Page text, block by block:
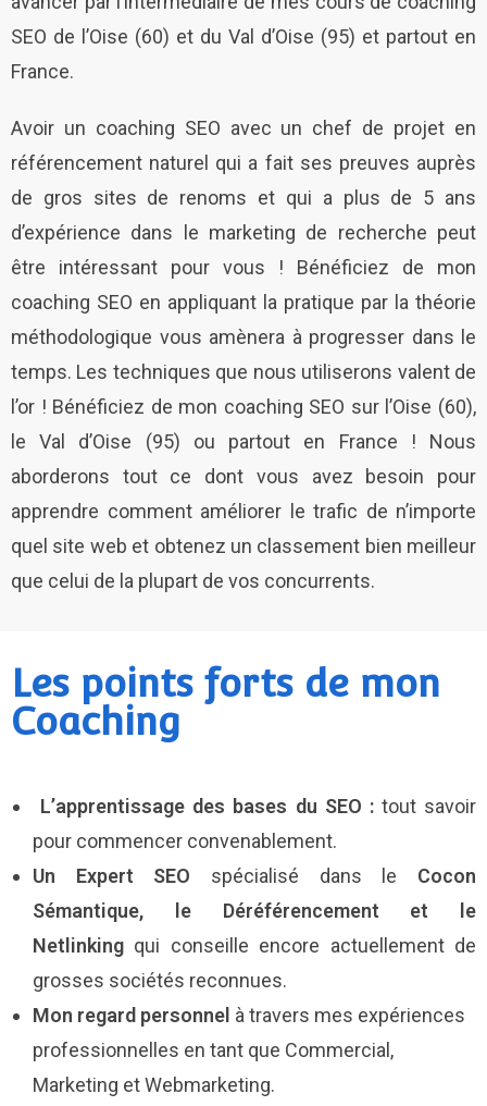
SEO de l’Oise (60) et du Val d’Oise (95) et partout en
France.
Avoir un coaching SEO avec un chef de projet en
référencement naturel qui a fait ses preuves auprès
de gros sites de renoms et qui a plus de 5 ans
d’expérience dans le marketing de recherche peut
être intéressant pour vous ! Bénéficiez de mon
coaching SEO en appliquant la pratique par la théorie
méthodologique vous amènera à progresser dans le
temps. Les techniques que nous utiliserons valent de
l’or ! Bénéficiez de mon coaching SEO sur l’Oise (60),
le Val d’Oise (95) ou partout en France ! Nous
aborderons tout ce dont vous avez besoin pour
apprendre comment améliorer le trafic de n’importe
quel site web et obtenez un classement bien meilleur
que celui de la plupart de vos concurrents.
Les points forts de mon
Coaching
L’apprentissage des bases du SEO :tout savoir
pour commencer convenablement.
Un Expert SEO spécialisé dans le Cocon
Sémantique, le Déréférencement et le
Netlinking qui conseille encore actuellement de
grosses sociétés reconnues.
Mon regard personnel à travers mes expériences
professionnelles en tant que Commercial,
Marketing et Webmarketing.